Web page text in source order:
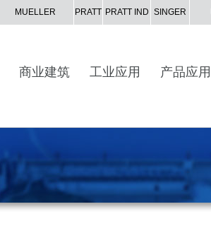
MUELLER PRATT PRATT IND SINGER
商业建筑 工业应用 产品应用